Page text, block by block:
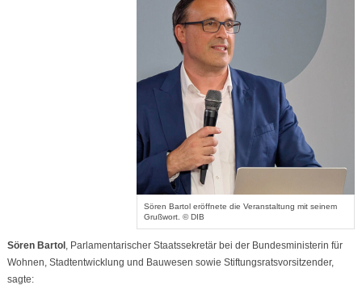
Sören Bartol eröffnete die Veranstaltung mit seinem
Grußwort. © DIB
Sören Bartol , Parlamentarischer Staatssekretär bei der Bundesministerin für
Wohnen, Stadtentwicklung und Bauwesen sowie Stiftungsratsvorsitzender,
sagte: